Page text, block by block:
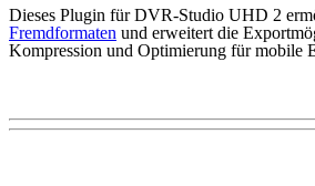
Dieses Plugin für DVR-Studio UHD 2
Fremdformaten und erweitert die
Kompression und Optimierung für mobile